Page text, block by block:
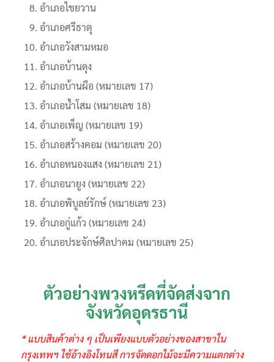
อำเภอไชยวาน
อำเภอศรีธาตุ
อำเภอวังสามหมอ
อำเภอบ้านดุง
อำเภอบ้านผือ (หมายเลข 17)
อำเภอน้ำโสม (หมายเลข 18)
อำเภอเพ็ญ (หมายเลข 19)
อำเภอสร้างคอม (หมายเลข 20)
อำเภอหนองแสง (หมายเลข 21)
อำเภอนายูง (หมายเลข 22)
อำเภอพิบูลย์รักษ์ (หมายเลข 23)
อำเภอกู่แก้ว (หมายเลข 24)
อำเภอประจักษ์ศิลปาคม (หมายเลข 25)
ตัวอย่างพวงหรีดที่จัดส่งจาก
จังหวัดอุดรธานี
* แบบสินค้าต่าง ๆ เป็นเพียงแบบตัวอย่างของสาขาใน
กรุงเทพฯ ใช้อ้างอิงโทนสี การจัดดอกไม้จะมีความแตกต่าง